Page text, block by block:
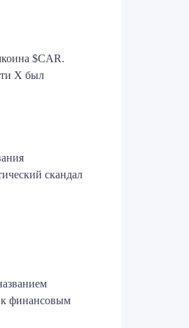
$CAR.
X был
скандал
финансовым